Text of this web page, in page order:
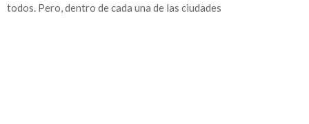
todos. Pero, dentro de cada una de las ciudades